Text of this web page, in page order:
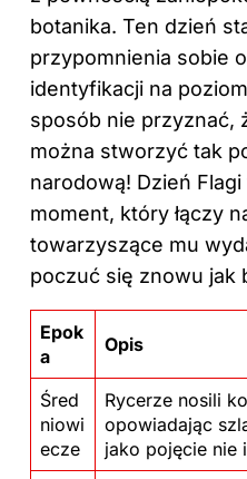
botanika. Ten dzień
przypomnienia sobie
identyfikacji na
sposób nie przyznać,
można stworzyć tak
narodową! Dzień
moment, który łączy
towarzyszące mu
poczuć się znowu jak
Epok
a
Opis
Śred
niowi
ecze
Rycerze nosili
opowiadając
jako pojęcie nie